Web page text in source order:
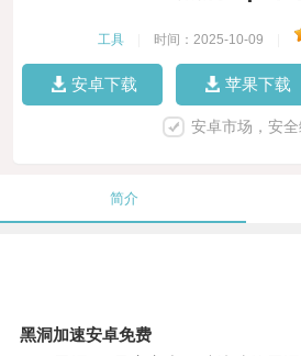
工具 时间：2025-10-09
安卓下载 苹果下载
安卓市场，安
简介
黑洞加速安卓免费